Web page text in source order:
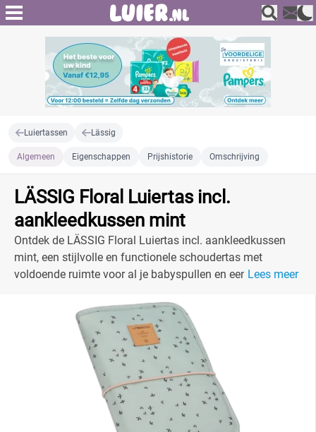
Luiertassen Lässig
Algemeen Eigenschappen Prijshistorie Omschrijving
LÄSSIG Floral Luiertas incl.
aankleedkussen mint
Ontdek de LÄSSIG Floral Luiertas incl. aankleedkussen
mint, een stijlvolle en functionele schoudertas met
voldoende ruimte voor al je babyspullen en een handig
Lees meer